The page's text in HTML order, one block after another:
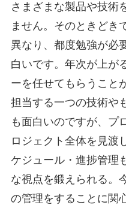
さまざまな製品や技術
ません。そのときどき
異なり、都度勉強が必
白いです。年次が上が
ーを任せてもらうこと
担当する一つの技術や
も面白いのですが、プ
ロジェクト全体を見渡
ケジュール・進捗管理
な視点を鍛えられる。
の管理をすることに関